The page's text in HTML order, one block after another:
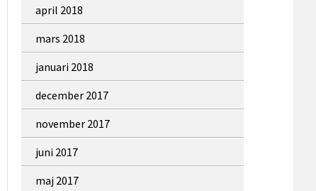
april 2018
mars 2018
januari 2018
december 2017
november 2017
juni 2017
maj 2017